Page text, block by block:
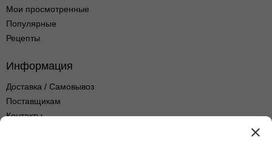
Мои просмотренные
Популярные
Рецепты
Информация
Доставка / Самовывоз
Поставщикам
Контакты